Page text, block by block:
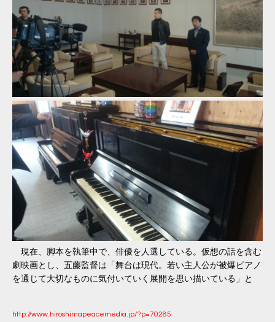
現在、脚本を執筆中で、俳優を人選している。仮想の話を含む
劇映画とし、五藤監督は「舞台は現代。若い主人公が被爆ピアノ
を通じて大切なものに気付いていく展開を思い描いている」と
http://www.hiroshimapeacemedia.jp/?p=70285